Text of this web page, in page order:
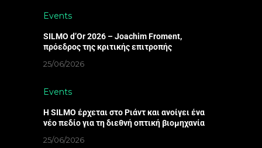
Events
SILMO d’Or 2026 – Joachim Froment,
πρόεδρος της κριτικής επιτροπής
25/06/2026
Events
Η SILMO έρχεται στο Ριάντ και ανοίγει ένα
νέο πεδίο για τη διεθνή οπτική βιομηχανία
25/06/2026